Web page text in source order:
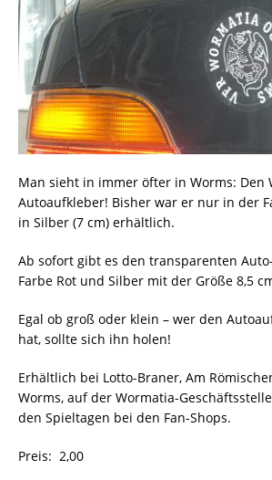
Man sieht in immer öfter in Worms: Den
Autoaufkleber! Bisher war er nur in der
in Silber (7 cm) erhältlich.
Ab sofort gibt es den transparenten
Farbe Rot und Silber mit der Größe 8,5
Egal ob groß oder klein – wer den
hat, sollte sich ihn holen!
Erhältlich bei Lotto-Braner, Am
Worms, auf der Wormatia-
den Spieltagen bei den Fan-Shops.
Preis:  2,00